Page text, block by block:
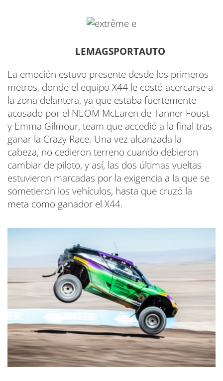
LEMAGSPORTAUTO
La emoción estuvo presente desde los primeros
metros, donde el equipo X44 le costó acercarse a
la zona delantera, ya que estaba fuertemente
acosado por el NEOM McLaren de Tanner Foust
y Emma Gilmour, team que accedió a la final tras
ganar la Crazy Race. Una vez alcanzada la
cabeza, no cedieron terreno cuando debieron
cambiar de piloto, y así, las dos últimas vueltas
estuvieron marcadas por la exigencia a la que se
sometieron los vehículos, hasta que cruzó la
meta como ganador el X44.